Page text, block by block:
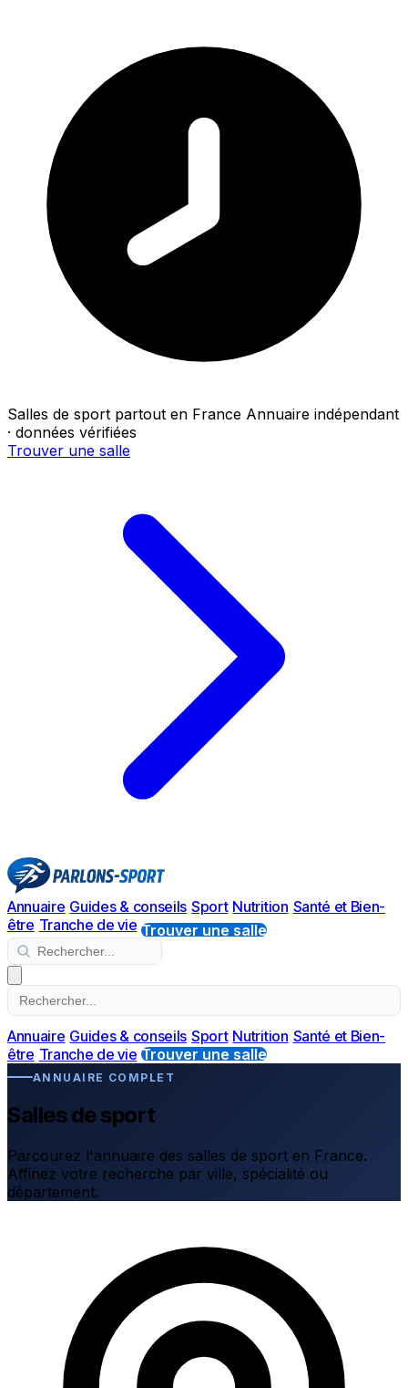
Salles de sport partout en France Annuaire indépendant
· données vérifiées
Trouver une salle
Annuaire Guides & conseils Sport Nutrition Santé et Bien-
être Tranche de vie Trouver une salle
Annuaire Guides & conseils Sport Nutrition Santé et Bien-
être Tranche de vie Trouver une salle
ANNUAIRE COMPLET
Salles de sport
Parcourez l'annuaire des salles de sport en France.
Affinez votre recherche par ville, spécialité ou
département.